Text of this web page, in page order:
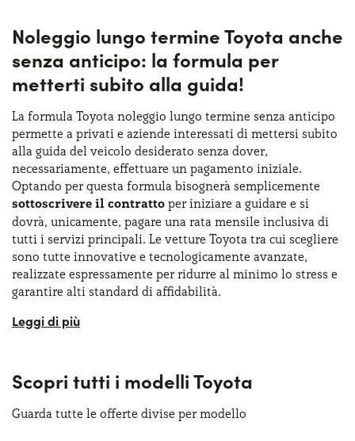
Noleggio lungo termine Toyota anche
senza anticipo: la formula per
metterti subito alla guida!
La formula Toyota noleggio lungo termine senza anticipo
permette a privati e aziende interessati di mettersi subito
alla guida del veicolo desiderato senza dover,
necessariamente, effettuare un pagamento iniziale.
Optando per questa formula bisognerà semplicemente
sottoscrivere il contratto per iniziare a guidare e si
dovrà, unicamente, pagare una rata mensile inclusiva di
tutti i servizi principali. Le vetture Toyota tra cui scegliere
sono tutte innovative e tecnologicamente avanzate,
realizzate espressamente per ridurre al minimo lo stress e
garantire alti standard di affidabilità.
Dai pratici ibridi compatti come la
sempre nel massimo del comfort. Insomma, privati e
aziende che optano per questa formula, possono
pianificare il proprio budget ed eliminare il rischio di
Scopri tutti i modelli Toyota
Guarda tutte le offerte divise per modello